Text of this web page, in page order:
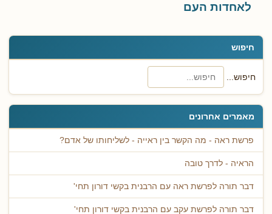
חיפוש
חיפוש...
מאמרים אחרונים
פרשת ראה - מה הקשר בין ראייה - לשליחותו של אדם?
הראיה - לדרך טובה
דבר תורה לפרשת ראה עם הרבנית בקשי דורון תחי'
דבר תורה לפרשת עקב עם הרבנית בקשי דורון תחי'
לאחדות העם